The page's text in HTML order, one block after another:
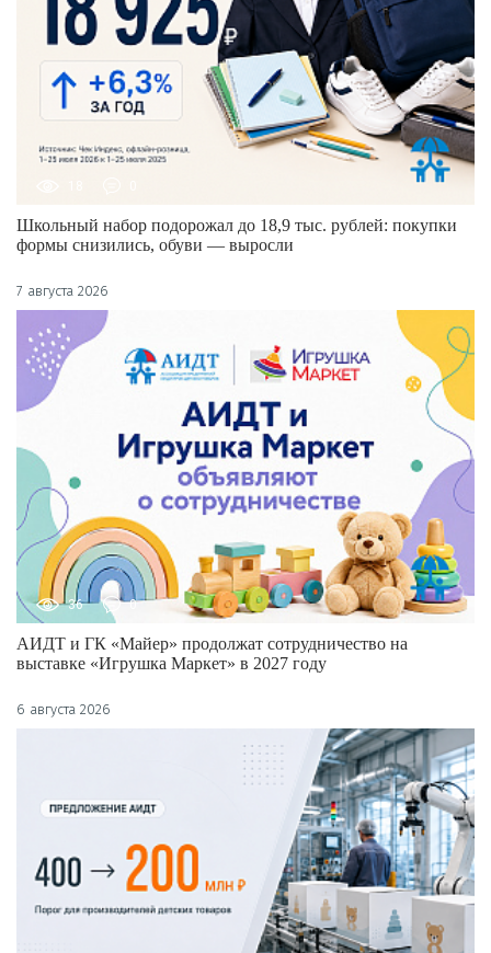
Школьный набор подорожал до 18,9 тыс. рублей: покупки
формы снизились, обуви — выросли
7 августа 2026
36 0
АИДТ и ГК «Майер» продолжат сотрудничество на
выставке «Игрушка Маркет» в 2027 году
6 августа 2026